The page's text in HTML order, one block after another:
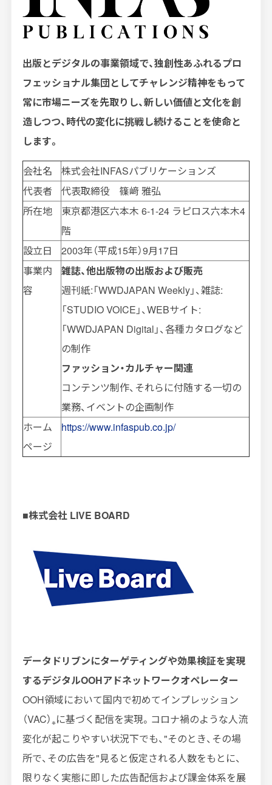
出版とデジタルの事業領域で、独創性あふれるプロ
フェッショナル集団としてチャレンジ精神をもって
常に市場ニーズを先取りし、新しい価値と文化を創
造しつつ、時代の変化に挑戦し続けることを使命と
します。
会社名 株式会社INFASパブリケーションズ
代表者
代表取締役 篠﨑 雅弘
所在地
東京都港区六本木 6-1-24 ラピロス六本木4
階
設立日
2003年（平成15年）9月17日
事業内
容
雑誌、他出版物の出版および販売
週刊紙:「WWDJAPAN Weekly」、雑誌:
「STUDIO VOICE」、WEBサイト:
「WWDJAPAN Digital」、各種カタログなど
の制作
ファッション・カルチャー関連
コンテンツ制作、それらに付随する一切の
業務、イベントの企画制作
ホーム
ページ
https://www.infaspub.co.jp/
■株式会社 LIVE BOARD
データドリブンにターゲティングや効果検証を実現
するデジタルOOHアドネットワークオペレーター
OOH領域において国内で初めてインプレッション
（VAC）※に基づく配信を実現。コロナ禍のような人流
変化が起こりやすい状況下でも、"そのとき、その場
所で、その広告を"見ると仮定される人数をもとに、
限りなく実態に即した広告配信および課金体系を展